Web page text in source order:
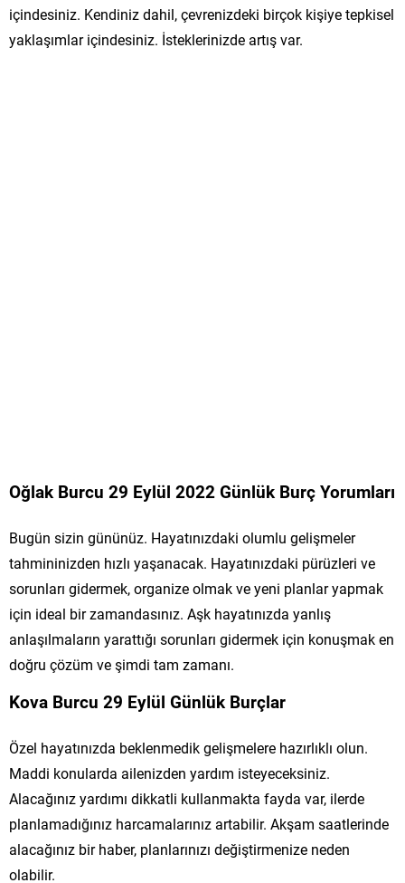
içindesiniz. Kendiniz dahil, çevrenizdeki birçok kişiye tepkisel
yaklaşımlar içindesiniz. İsteklerinizde artış var.
Oğlak Burcu 29 Eylül 2022 Günlük Burç Yorumları
Bugün sizin gününüz. Hayatınızdaki olumlu gelişmeler
tahmininizden hızlı yaşanacak. Hayatınızdaki pürüzleri ve
sorunları gidermek, organize olmak ve yeni planlar yapmak
için ideal bir zamandasınız. Aşk hayatınızda yanlış
anlaşılmaların yarattığı sorunları gidermek için konuşmak en
doğru çözüm ve şimdi tam zamanı.
Kova Burcu 29 Eylül Günlük Burçlar
Özel hayatınızda beklenmedik gelişmelere hazırlıklı olun.
Maddi konularda ailenizden yardım isteyeceksiniz.
Alacağınız yardımı dikkatli kullanmakta fayda var, ilerde
planlamadığınız harcamalarınız artabilir. Akşam saatlerinde
alacağınız bir haber, planlarınızı değiştirmenize neden
olabilir.